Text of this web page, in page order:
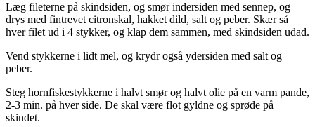
Læg fileterne på skindsiden, og smør indersiden med sennep, og
drys med fintrevet citronskal, hakket dild, salt og peber. Skær så
hver filet ud i 4 stykker, og klap dem sammen, med skindsiden udad.
Vend stykkerne i lidt mel, og krydr også ydersiden med salt og
peber.
Steg hornfiskestykkerne i halvt smør og halvt olie på en varm pande,
2-3 min. på hver side. De skal være flot gyldne og sprøde på
skindet.